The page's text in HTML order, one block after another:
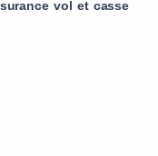
vol et casse